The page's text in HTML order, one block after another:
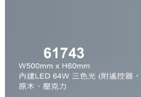
３．未成年的使用者請事先徵得法定代理人或監
「AFTEE先享後付」，若未經同意申辦者引起
任。
４．使用「AFTEE先享後付」時，將依據個別帳
時審查核予不同之上限額度；若仍有額度不足之